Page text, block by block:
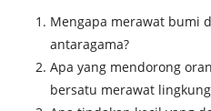
Mengapa merawat bumi
antaragama?
Apa yang mendorong
bersatu merawat